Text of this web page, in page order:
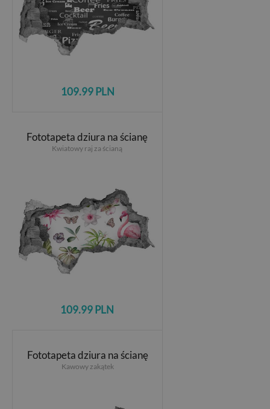
109.99 PLN
Fototapeta dziura na ścianę
Kwiatowy raj za ścianą
109.99 PLN
Fototapeta dziura na ścianę
Kawowy zakątek